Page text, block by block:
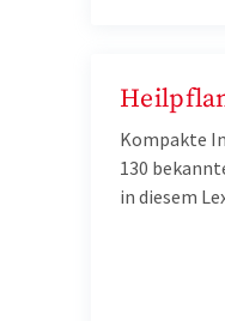
Kompakte
130
in diesem